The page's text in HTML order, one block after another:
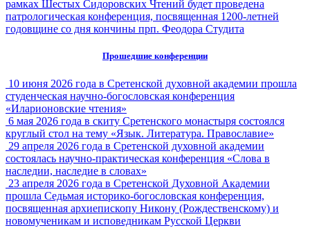
рамках Шестых Сидоровских Чтений будет проведена
патрологическая конференция, посвященная 1200-летней
годовщине со дня кончины прп. Феодора Студита
Прошедшие конференции
10 июня 2026 года в Сретенской духовной академии прошла
студенческая научно-богословская конференция
«Иларионовские чтения»
6 мая 2026 года в скиту Сретенского монастыря состоялся
круглый стол на тему «Язык. Литература. Православие»
29 апреля 2026 года в Сретенской духовной академии
состоялась научно-практическая конференция «Слова в
наследии, наследие в словах»
23 апреля 2026 года в Сретенской Духовной Академии
прошла Седьмая историко-богословская конференция,
посвященная архиепископу Никону (Рождественскому) и
новомученикам и исповедникам Русской Церкви